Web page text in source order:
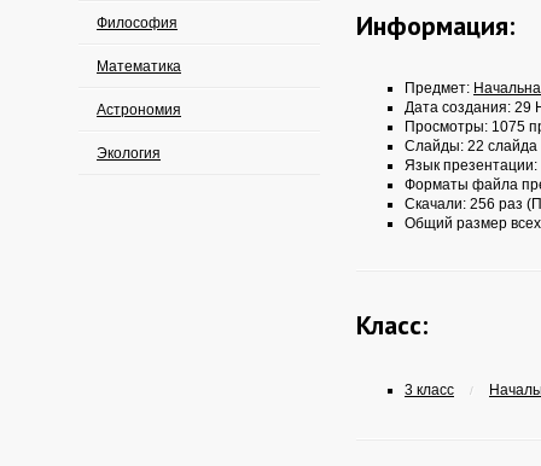
Философия
Математика
Астрономия
Экология
Информация:
Предмет:
Дата создания: 29
Просмотры: 1075
Слайды: 22 слайда
Язык презентации:
Форматы файла
Скачали: 256 раз
Общий размер
Класс:
3 класс /